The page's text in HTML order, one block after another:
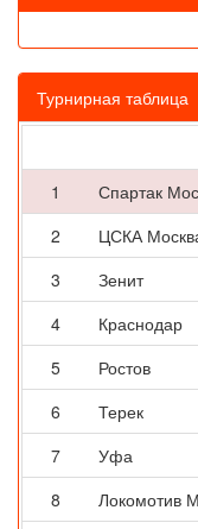
Турнирная таблица
1
Спартак
2
ЦСКА
3
Зенит
4
Краснодар
5
Ростов
6
Терек
7
Уфа
8
Локомотив